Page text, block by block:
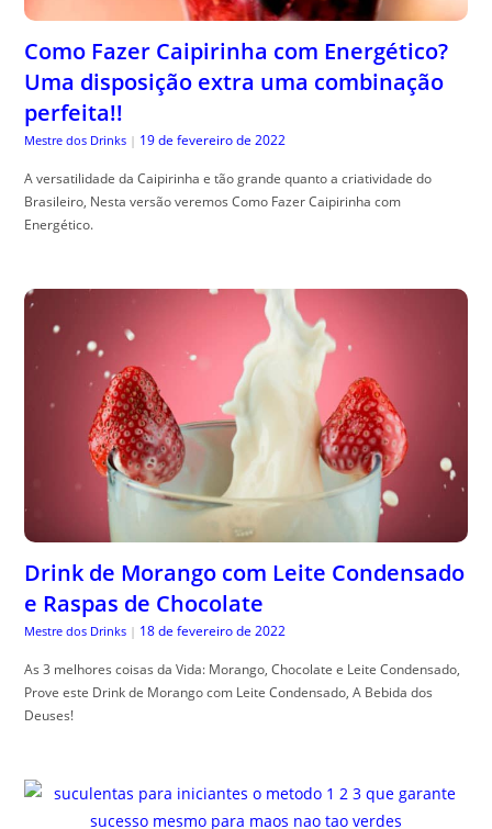
Como Fazer Caipirinha com Energético?
Uma disposição extra uma combinação
perfeita!!
Mestre dos Drinks | 19 de fevereiro de 2022
A versatilidade da Caipirinha e tão grande quanto a criatividade do
Brasileiro, Nesta versão veremos Como Fazer Caipirinha com
Energético.
Drink de Morango com Leite Condensado
e Raspas de Chocolate
Mestre dos Drinks | 18 de fevereiro de 2022
As 3 melhores coisas da Vida: Morango, Chocolate e Leite Condensado,
Prove este Drink de Morango com Leite Condensado, A Bebida dos
Deuses!